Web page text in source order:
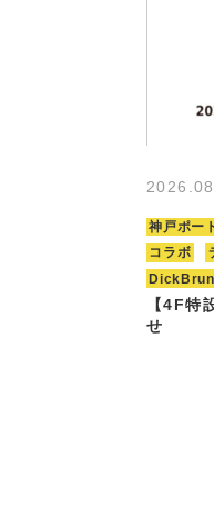
神戸ポー
コラボ
【4F特
せ